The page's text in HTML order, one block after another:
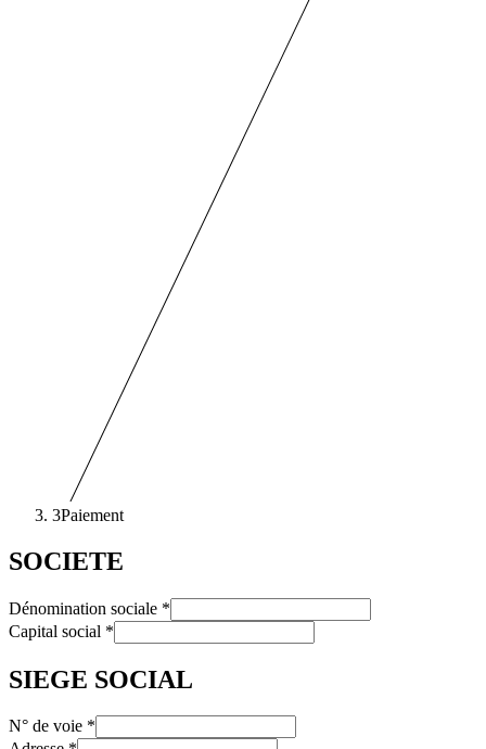
3Paiement
SOCIETE
Dénomination sociale *
Capital social *
SIEGE SOCIAL
N° de voie *